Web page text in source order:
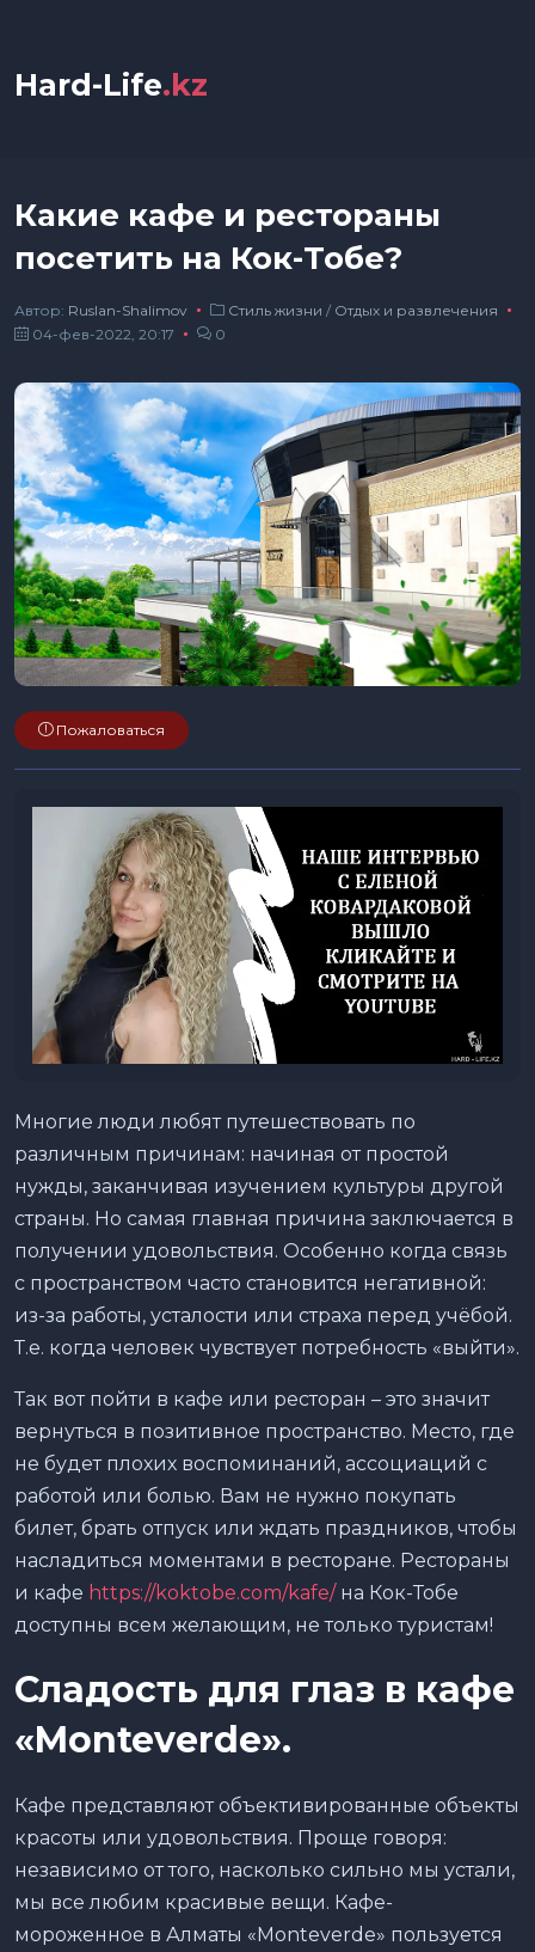
Hard-Life.kz
Какие кафе и рестораны
посетить на Кок-Тобе?
Автор: Ruslan-Shalimov Стиль жизни / Отдых и развлечения
04-фев-2022, 20:17
0
Пожаловаться
Многие люди любят путешествовать по
различным причинам: начиная от простой
нужды, заканчивая изучением культуры другой
страны. Но самая главная причина заключается в
получении удовольствия. Особенно когда связь
с пространством часто становится негативной:
из-за работы, усталости или страха перед учёбой.
Т.е. когда человек чувствует потребность «выйти».
Так вот пойти в кафе или ресторан – это значит
вернуться в позитивное пространство. Место, где
не будет плохих воспоминаний, ассоциаций с
работой или болью. Вам не нужно покупать
билет, брать отпуск или ждать праздников, чтобы
насладиться моментами в ресторане. Рестораны
и кафе https://koktobe.com/kafe/на Кок-Тобе
доступны всем желающим, не только туристам!
Сладость для глаз в кафе
«Monteverde».
Кафе представляют объективированные объекты
красоты или удовольствия. Проще говоря:
независимо от того, насколько сильно мы устали,
мы все любим красивые вещи. Кафе-
мороженное в Алматы «Monteverde» пользуется